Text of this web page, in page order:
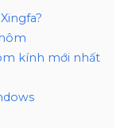
kính mới nhất